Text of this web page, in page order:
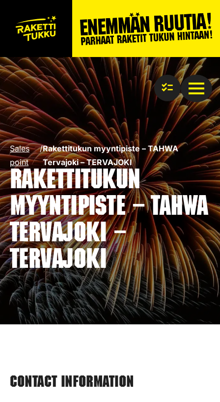
Sales
point
/Rakettitukun myyntipiste – TAHWA
Tervajoki – TERVAJOKI
Rakettitukun
myyntipiste – TAHWA
Tervajoki –
TERVAJOKI
Contact information